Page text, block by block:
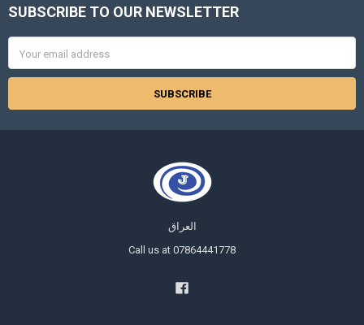
Footer
SUBSCRIBE TO OUR NEWSLETTER
Address
العراق
Call us at 07864441778